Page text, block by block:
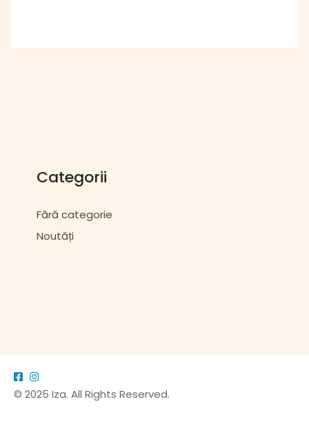
Categorii
Fără categorie
Noutăți
© 2025 Iza. All Rights Reserved.